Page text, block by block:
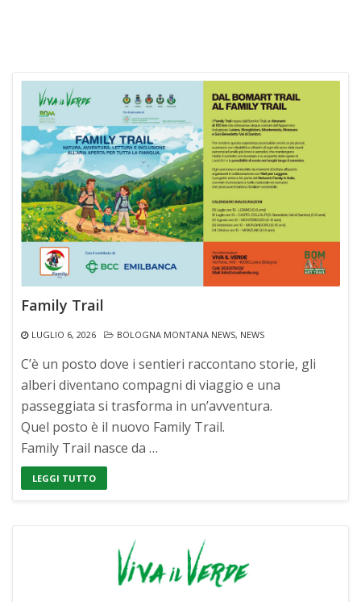
Family Trail
LUGLIO 6, 2026 BOLOGNA MONTANA NEWS, NEWS
C’è un posto dove i sentieri raccontano storie, gli
alberi diventano compagni di viaggio e una
passeggiata si trasforma in un’avventura.
Quel posto è il nuovo Family Trail.
Family Trail nasce da …
LEGGI TUTTO